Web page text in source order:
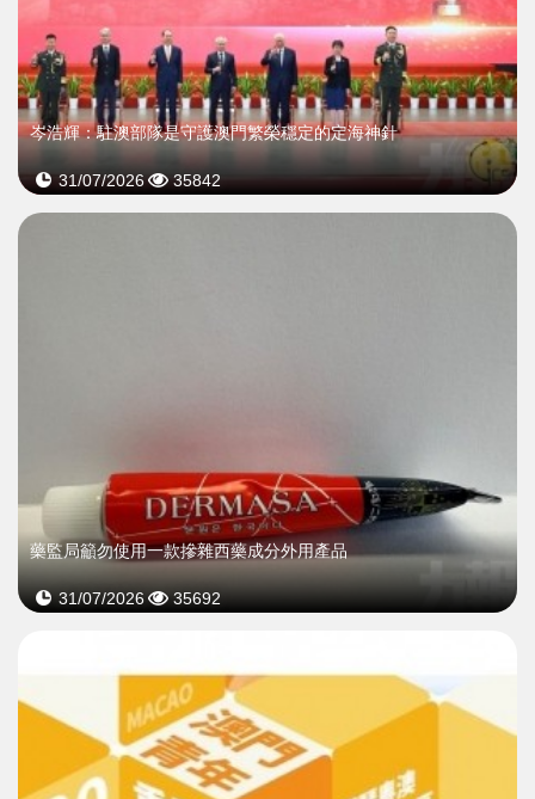
岑浩輝：駐澳部隊是守護澳門繁榮穩定的定海神針
31/07/2026 35842
藥監局籲勿使用一款摻雜西藥成分外用產品
31/07/2026 35692